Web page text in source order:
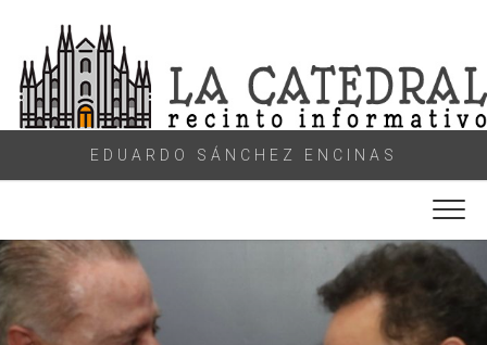
content
EDUARDO SÁNCHEZ ENCINAS